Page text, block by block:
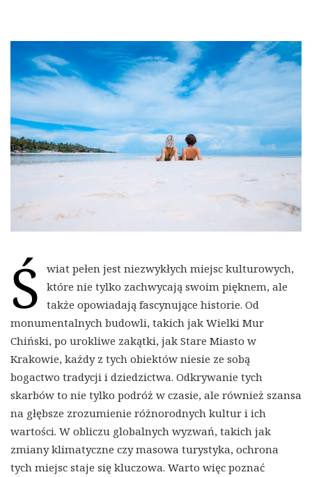
Ś
wiat pełen jest niezwykłych miejsc kulturowych,
które nie tylko zachwycają swoim pięknem, ale
także opowiadają fascynujące historie. Od
monumentalnych budowli, takich jak Wielki Mur
Chiński, po urokliwe zakątki, jak Stare Miasto w
Krakowie, każdy z tych obiektów niesie ze sobą
bogactwo tradycji i dziedzictwa. Odkrywanie tych
skarbów to nie tylko podróż w czasie, ale również szansa
na głębsze zrozumienie różnorodnych kultur i ich
wartości. W obliczu globalnych wyzwań, takich jak
zmiany klimatyczne czy masowa turystyka, ochrona
tych miejsc staje się kluczowa. Warto więc poznać